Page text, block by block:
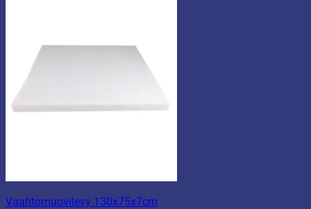
Vaahtomuovilevy 130x75x7cm